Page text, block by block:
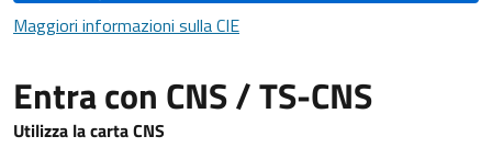
Maggiori informazioni sulla CIEMaggiori informazioni sulla CIE
Entra con CNS / TS-CNS
Utilizza la carta CNS